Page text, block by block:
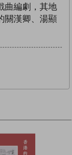
曲編劇，其地
關漢卿、湯顯